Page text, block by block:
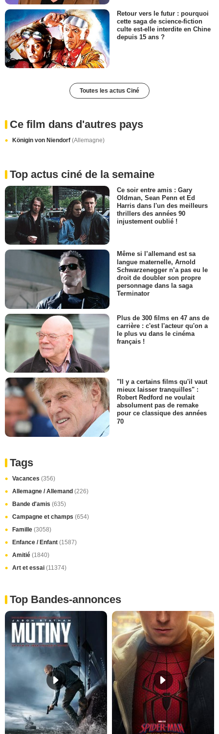
Retour vers le futur : pourquoi
cette saga de science-fiction
culte est-elle interdite en Chine
depuis 15 ans ?
Toutes les actus Ciné
Ce film dans d'autres pays
Königin von Niendorf (Allemagne)
Top actus ciné de la semaine
Ce soir entre amis : Gary
Oldman, Sean Penn et Ed
Harris dans l'un des meilleurs
thrillers des années 90
injustement oublié !
Même si l’allemand est sa
langue maternelle, Arnold
Schwarzenegger n’a pas eu le
droit de doubler son propre
personnage dans la saga
Terminator
Plus de 300 films en 47 ans de
carrière : c'est l'acteur qu'on a
le plus vu dans le cinéma
français !
"Il y a certains films qu'il vaut
mieux laisser tranquilles" :
Robert Redford ne voulait
absolument pas de remake
pour ce classique des années
70
Tags
Vacances (356)
Allemagne / Allemand (226)
Bande d'amis (635)
Campagne et champs (654)
Famille (3058)
Enfance / Enfant (1587)
Amitié (1840)
Art et essai (11374)
Top Bandes-annonces